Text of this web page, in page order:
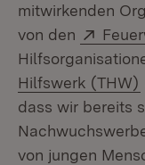
mitwirkenden
von den
Hilfswerk (THW)
dass wir bereits
von jungen